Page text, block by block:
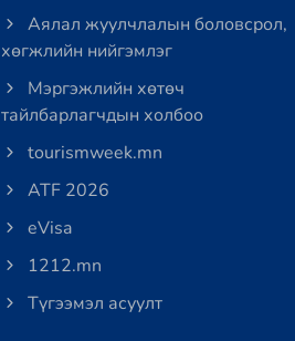
Аялал жуулчлалын боловсрол,
хөгжлийн нийгэмлэг
Мэргэжлийн хөтөч
тайлбарлагчдын холбоо
tourismweek.mn
ATF 2026
eVisa
1212.mn
Түгээмэл асуулт